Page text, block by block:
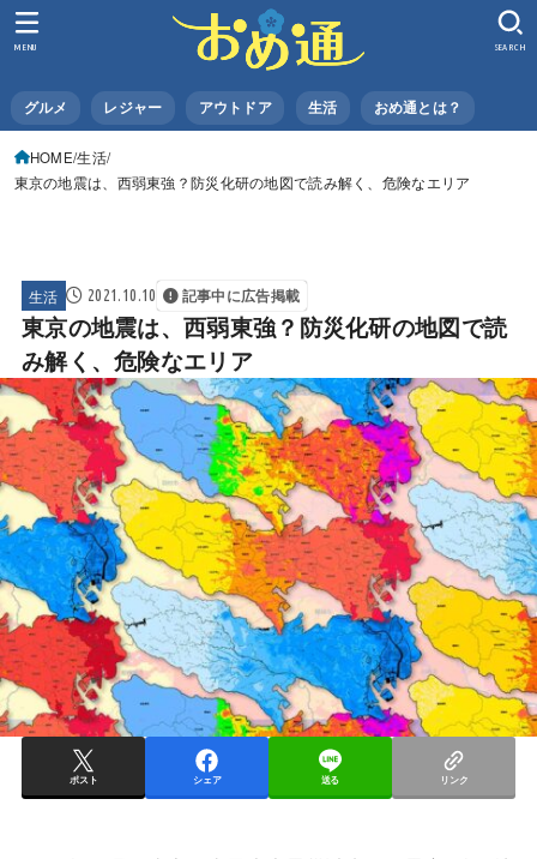
グルメ レジャー アウトドア 生活 おめ通とは？
SEARCH
MENU
HOME 生活
東京の地震は、西弱東強？防災化研の地図で読み解く、危険なエリア
生活 2021.10.10 記事中に広告掲載
東京の地震は、西弱東強？防災化研の地図で読
み解く、危険なエリア
ポスト シェア 送る リンク